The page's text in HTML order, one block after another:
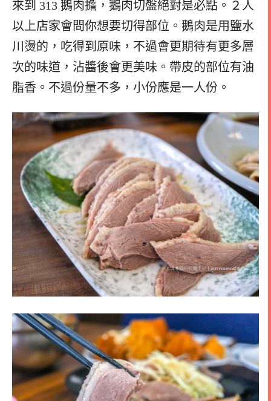
來到 313 鵝肉擔，鵝肉切盤絕對是必點。２人
以上店家會問你想要切得部位。鵝肉是用鹽水
川燙的，吃得到原味，不過會更期待有更多層
次的味道，沾醬後會更美味。帶皮的部位有油
脂香。不過份量不多，小份應是一人份。